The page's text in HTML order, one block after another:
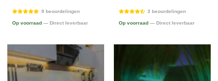
9 beoordelingen
Op voorraad — Direct leverbaar
3 beoordelingen
Op voorraad — Direct leverbaar